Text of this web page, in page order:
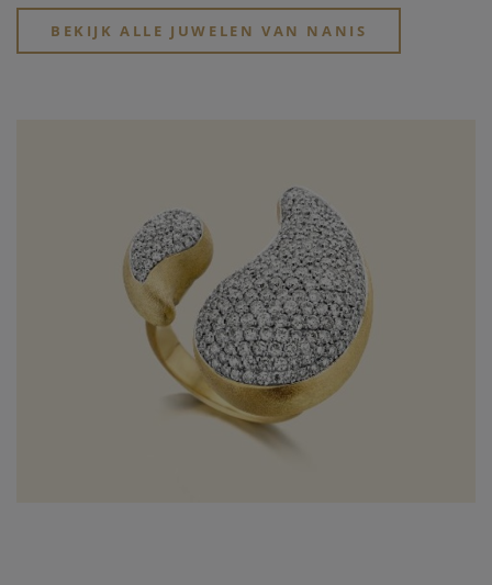
zijn van onze reputatie.
BEKIJK ALLE JUWELEN VAN NANIS